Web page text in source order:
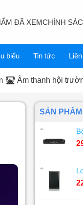
ĐÃ XEMCHÍNH
biểu Tin tức
Âm thanh hội
SẢN PHẨM